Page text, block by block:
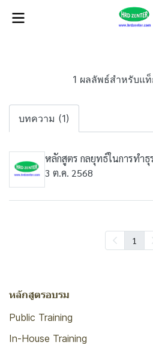
1 ผลลัพธ์สำหรับแ
บทความ (1)
หลักสูตร กลยุทธ์ในการทำธุ
3 ต.ค. 2568
1
หลักสูตรอบรม
Public Training
In-House Training